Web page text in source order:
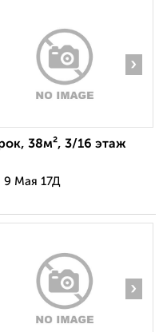
›
38м², 3/16 этаж
9 Мая 17Д
›